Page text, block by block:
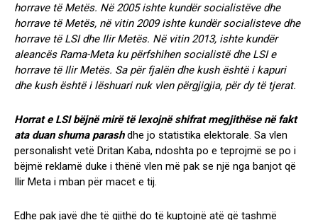
horrave të Metës. Në 2005 ishte kundër socialistëve dhe
horrave të Metës, në vitin 2009 ishte kundër socialisteve dhe
horrave të LSI dhe Ilir Metës. Në vitin 2013, ishte kundër
aleancës Rama-Meta ku përfshihen socialistë dhe LSI e
horrave të Ilir Metës. Sa për fjalën dhe kush është i kapuri
dhe kush është i lëshuari nuk vlen përgjigjia, për dy të tjerat.
Horrat e LSI bëjnë mirë të lexojnë shifrat megjithëse në fakt
ata duan shuma parashdhe jo statistika elektorale. Sa vlen
personalisht vetë Dritan Kaba, ndoshta po e teprojmë se po i
bëjmë reklamë duke i thënë vlen më pak se një nga banjot që
Ilir Meta i mban për macet e tij.
Edhe pak javë dhe të gjithë do të kuptojnë atë që tashmë